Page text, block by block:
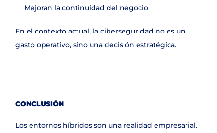
Mejoran la continuidad del negocio
En el contexto actual, la ciberseguridad no es un
gasto operativo, sino una decisión estratégica.
CONCLUSIÓN
Los entornos híbridos son una realidad empresarial.